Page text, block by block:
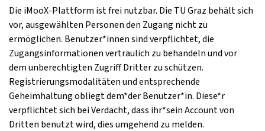
Die iMooX-Plattform ist frei nutzbar. Die TU Graz behält sich
vor, ausgewählten Personen den Zugang nicht zu
ermöglichen. Benutzer*innen sind verpflichtet, die
Zugangsinformationen vertraulich zu behandeln und vor
dem unberechtigten Zugriff Dritter zu schützen.
Registrierungsmodalitäten und entsprechende
Geheimhaltung obliegt dem*der Benutzer*in. Diese*r
verpflichtet sich bei Verdacht, dass ihr*sein Account von
Dritten benutzt wird, dies umgehend zu melden.